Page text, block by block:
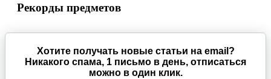
Рекорды предметов
Хотите получать новые статьи на email?
Никакого спама, 1 письмо в день, отписаться
можно в один клик.